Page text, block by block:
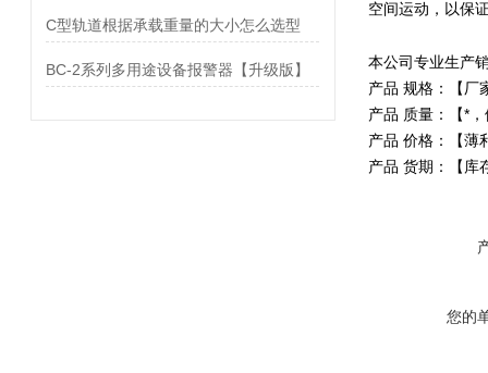
C型轨道根据承载重量的大小怎么选型
BC-2系列多用途设备报警器【升级版】
空间运动，以保
本公司专业生产
产品 规格：【厂
产品 质量：【*
产品 价格：【薄
产品 货期：【库
您的